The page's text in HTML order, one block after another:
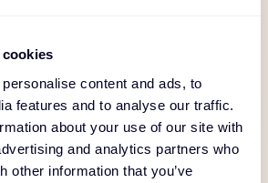
content and ads, to
features and to analyse our traffic.
about your use of our site with
and analytics partners who
other information that you’ve
y detalles de envío.
la disponibilidad de existencias
proveedores.
facturas y extractos de cuenta.